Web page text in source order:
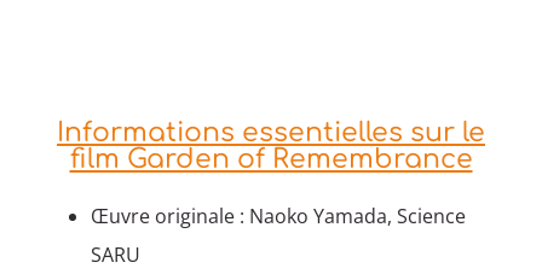
Informations essentielles sur le
film Garden of Remembrance
Œuvre originale : Naoko Yamada, Science
SARU